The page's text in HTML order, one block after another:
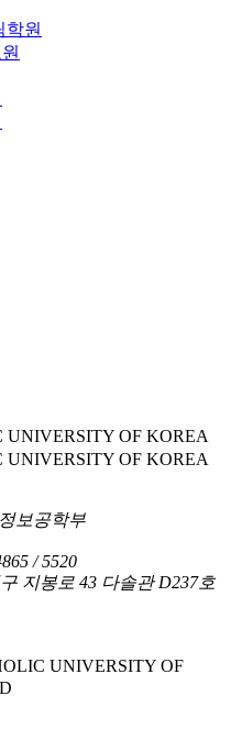
학원
보공학부
/ 5520
지봉로 43 다솔관 D237호
UNIVERSITY OF